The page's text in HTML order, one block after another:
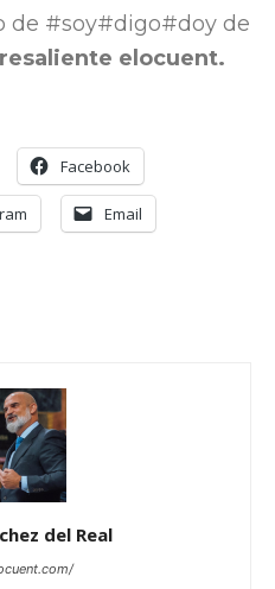
de #soy#digo#doy de
elocuent.
Facebook
Email
del Real